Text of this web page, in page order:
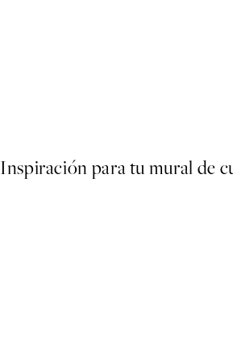
Inspiración para tu mural de